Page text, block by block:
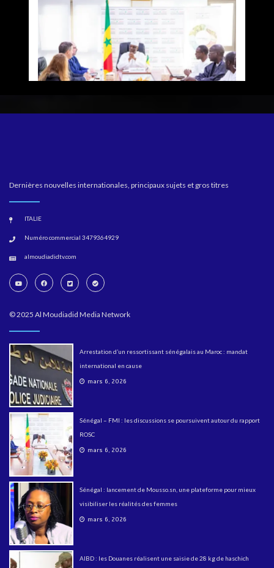
Dernières nouvelles internationales, principaux sujets et gros titres
ITALIE
Numéro commercial 3479364929
almoudiadidtv.com
© 2025 Al Moudiadid Media Network
Arrestation d’un ressortissant sénégalais au Maroc : mandat
international en cause
mars 6, 2026
Sénégal – FMI : les discussions se poursuivent autour du rapport
ROSC
mars 6, 2026
Sénégal : lancement de Mousso.sn, une plateforme pour mieux
visibiliser les réalités des femmes
mars 6, 2026
AIBD : les Douanes réalisent une saisie de 28 kg de haschich